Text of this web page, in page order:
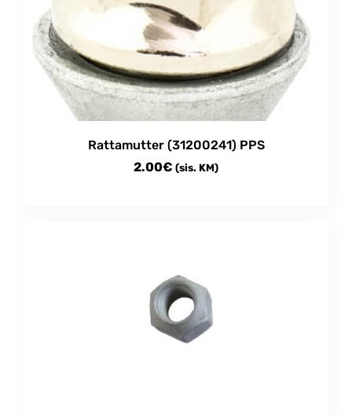
Rattamutter (31200241) PPS
2.00€ (sis. KM)